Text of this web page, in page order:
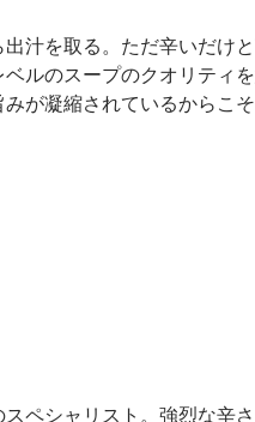
汁を取る。ただ辛いだけ
ルのスープのクオリティ
が凝縮されているからこ
ペシャリスト。強烈な辛